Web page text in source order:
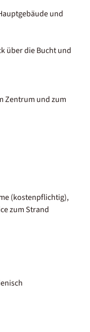
und
über die Bucht und
Zentrum und zum
(kostenpflichtig),
zum Strand